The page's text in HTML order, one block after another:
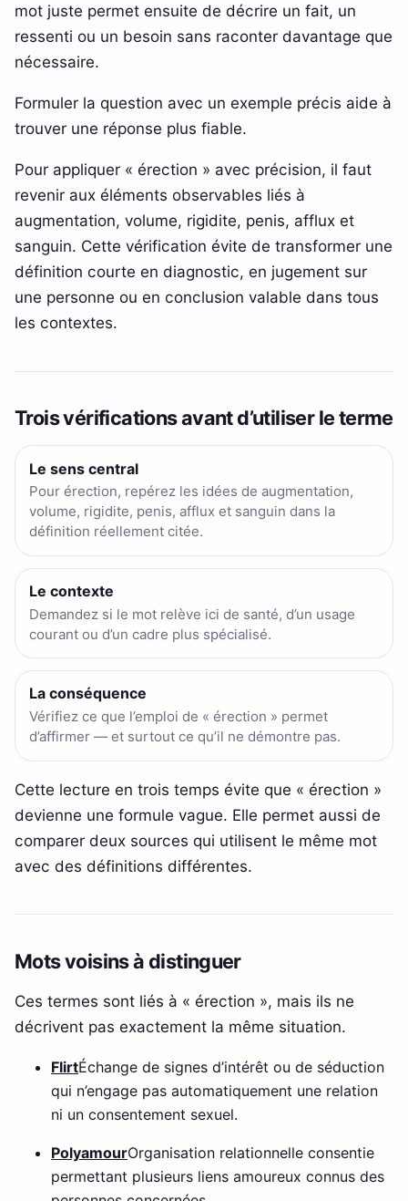
mot juste permet ensuite de décrire un fait, un
ressenti ou un besoin sans raconter davantage que
nécessaire.
Formuler la question avec un exemple précis aide à
trouver une réponse plus fiable.
Pour appliquer « érection » avec précision, il faut
revenir aux éléments observables liés à
augmentation, volume, rigidite, penis, afflux et
sanguin. Cette vérification évite de transformer une
définition courte en diagnostic, en jugement sur
une personne ou en conclusion valable dans tous
les contextes.
Trois vérifications avant d’utiliser le terme
Le sens central
Pour érection, repérez les idées de augmentation,
volume, rigidite, penis, afflux et sanguin dans la
définition réellement citée.
Le contexte
Demandez si le mot relève ici de santé, d’un usage
courant ou d’un cadre plus spécialisé.
La conséquence
Vérifiez ce que l’emploi de « érection » permet
d’affirmer — et surtout ce qu’il ne démontre pas.
Cette lecture en trois temps évite que « érection »
devienne une formule vague. Elle permet aussi de
comparer deux sources qui utilisent le même mot
avec des définitions différentes.
Mots voisins à distinguer
Ces termes sont liés à « érection », mais ils ne
décrivent pas exactement la même situation.
FlirtÉchange de signes d’intérêt ou de séduction
qui n’engage pas automatiquement une relation
ni un consentement sexuel.
PolyamourOrganisation relationnelle consentie
permettant plusieurs liens amoureux connus des